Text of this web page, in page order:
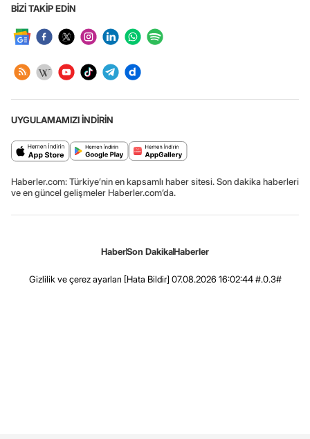
BİZİ TAKİP EDİN
UYGULAMAMIZI İNDİRİN
Haberler.com: Türkiye’nin en kapsamlı haber sitesi. Son dakika haberleri
ve en güncel gelişmeler Haberler.com’da.
HaberSon DakikaHaberler
Gizlilik ve çerez ayarları [Hata Bildir] 07.08.2026 16:02:44 #.0.3#